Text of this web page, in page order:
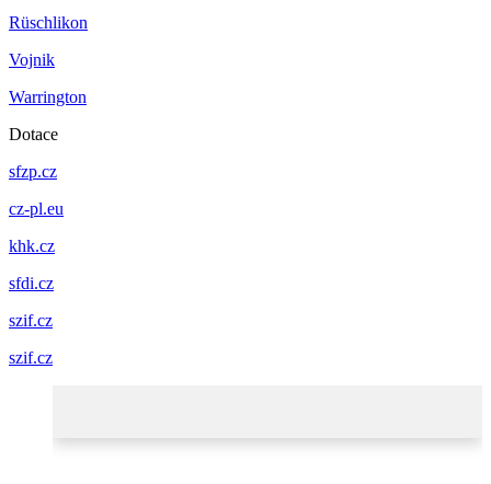
Rüschlikon
Vojnik
Warrington
Dotace
sfzp.cz
cz-pl.eu
khk.cz
sfdi.cz
szif.cz
szif.cz